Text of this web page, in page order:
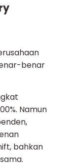
benar
Namun
bahkan